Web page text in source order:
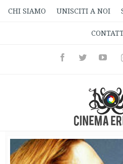
CHI SIAMO UNISCITI A NOI
FacebookTwitter